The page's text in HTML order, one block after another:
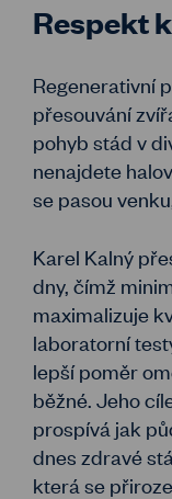
Respekt
Regenerativní
přesouvání
pohyb stád v
nenajdete
se pasou
Karel Kalný
dny, čímž
maximalizuje
laboratorní
lepší poměr
běžné. Jeho
prospívá jak
dnes zdravé
která se